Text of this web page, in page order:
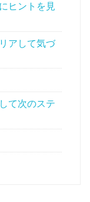
ヒントを見
アして気づ
て次のステ